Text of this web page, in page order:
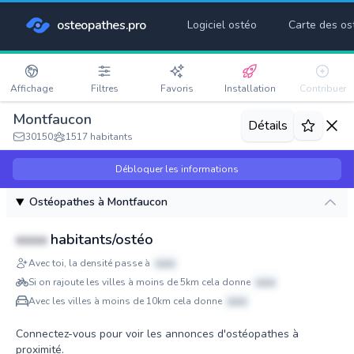
osteopathes.pro Logiciel ostéo Carte des
Affichage Filtres Favoris Installation Contribuer
Montfaucon
30150 1517 habitants
Détails
Débloquer les informations
Ostéopathes à Montfaucon
xxxx habitants/ostéo
Avec toi, la densité passe à
xxxx
Si on rajoute les villes à moins de 5km cela donne
xxxx
Avec les villes à moins de 10km cela donne
xxxx
Connectez-vous pour voir les annonces d'ostéopathes à
proximité.